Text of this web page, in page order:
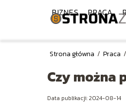
BIZNES PRACA
Strona główna / Praca /
Czy można
Data publikacji: 2024-08-14